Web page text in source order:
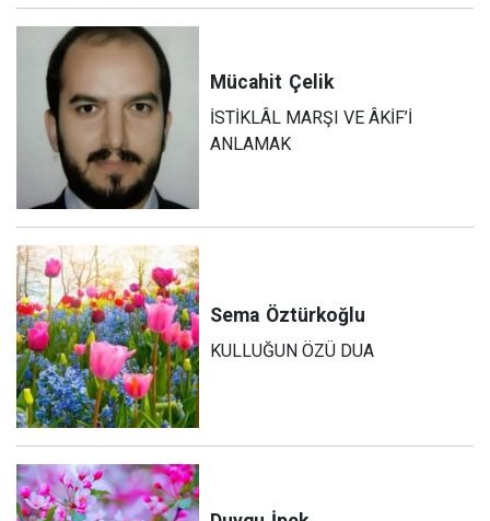
Mücahit Çelik
İSTİKLÂL MARŞI VE ÂKİF’İ
ANLAMAK
Sema Öztürkoğlu
KULLUĞUN ÖZÜ DUA